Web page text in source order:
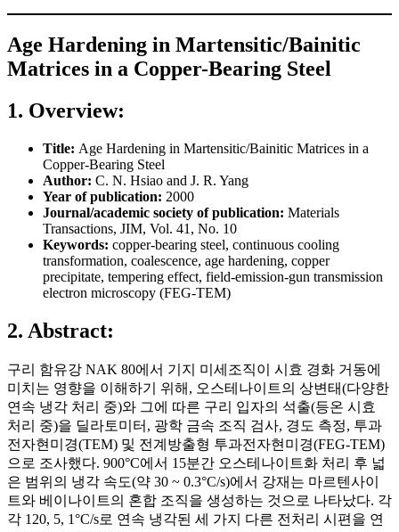
Age Hardening in Martensitic/Bainitic
Matrices in a Copper-Bearing Steel
1. Overview:
Title: Age Hardening in Martensitic/Bainitic Matrices in a
Copper-Bearing Steel
Author: C. N. Hsiao and J. R. Yang
Year of publication: 2000
Journal/academic society of publication: Materials
Transactions, JIM, Vol. 41, No. 10
Keywords: copper-bearing steel, continuous cooling
transformation, coalescence, age hardening, copper
precipitate, tempering effect, field-emission-gun transmission
electron microscopy (FEG-TEM)
2. Abstract:
구리 함유강 NAK 80에서 기지 미세조직이 시효 경화 거동에
미치는 영향을 이해하기 위해, 오스테나이트의 상변태(다양한
연속 냉각 처리 중)와 그에 따른 구리 입자의 석출(등온 시효
처리 중)을 딜라토미터, 광학 금속 조직 검사, 경도 측정, 투과
전자현미경(TEM) 및 전계방출형 투과전자현미경(FEG-TEM)
으로 조사했다. 900°C에서 15분간 오스테나이트화 처리 후 넓
은 범위의 냉각 속도(약 30 ~ 0.3°C/s)에서 강재는 마르텐사이
트와 베이나이트의 혼합 조직을 생성하는 것으로 나타났다. 각
각 120, 5, 1°C/s로 연속 냉각된 세 가지 다른 전처리 시편을 연